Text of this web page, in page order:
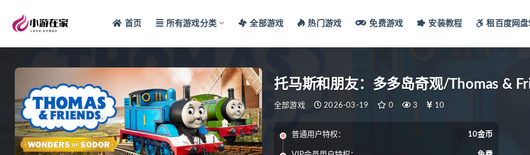
首页 所有游戏分类 全部游戏 热门游戏 免费游戏 安装教程 租百度网盘
托马斯和朋友：多多岛奇观/Thomas &
全部游戏 2026-03-19 0 3 10
普通用户特权： 10金币